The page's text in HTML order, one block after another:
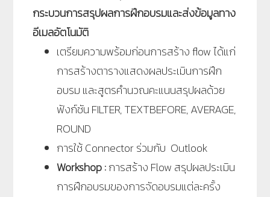
กระบวนการสรุปผลการฝึกอบรมและส่งข้อมูลทาง
อีเมลอัตโนมัติ
เตรียมความพร้อมก่อนการสร้าง flow ได้แก่
การสร้างตารางแสดงผลประเมินการฝึก
อบรม และสูตรคำนวณคะแนนสรุปผลด้วย
ฟังก์ชัน FILTER, TEXTBEFORE, AVERAGE,
ROUND
การใช้ Connector ร่วมกับ Outlook
Workshop :การสร้าง Flow สรุปผลประเมิน
การฝึกอบรมของการจัดอบรมแต่ละครั้ง